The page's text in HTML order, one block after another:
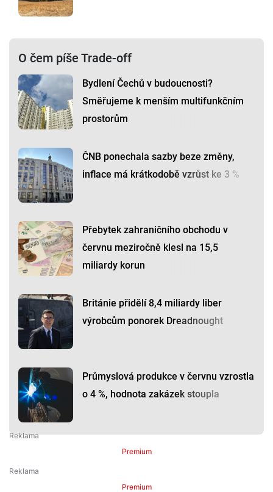
O čem píše Trade-off
Bydlení Čechů v budoucnosti?
Směřujeme k menším multifunkčním
prostorům
ČNB ponechala sazby beze změny,
inflace má krátkodobě vzrůst ke 3 %
Přebytek zahraničního obchodu v
červnu meziročně klesl na 15,5
miliardy korun
Británie přidělí 8,4 miliardy liber
výrobcům ponorek Dreadnought
Průmyslová produkce v červnu vzrostla
o 4 %, hodnota zakázek stoupla
Premium
Premium